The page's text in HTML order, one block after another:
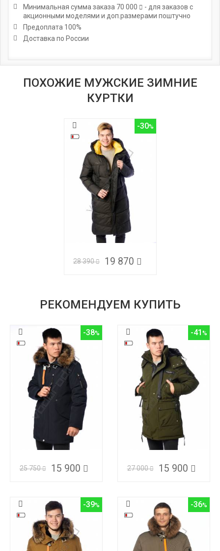
Минимальная сумма заказа 70 000
- для заказов с
акционными моделями и доп.размерами поштучно
Предоплата 100%
Доставка по России
ПОХОЖИЕ МУЖСКИЕ ЗИМНИЕ
КУРТКИ
-30
28 390 19 870
РЕКОМЕНДУЕМ КУПИТЬ
-38
25 750 15 900
-41
27 000 15 900
-39 -36